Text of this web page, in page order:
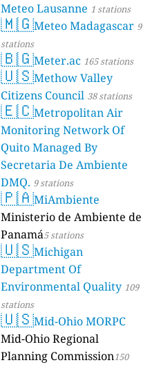
Meteo Lausanne 1 stations
🇲🇬Meteo Madagascar 9
stations
🇧🇬Meter.ac 165 stations
🇺🇸Methow Valley
Citizens Council 38 stations
🇪🇨Metropolitan Air
Monitoring Network Of
Quito Managed By
Secretaria De Ambiente
DMQ. 9 stations
🇵🇦MiAmbiente
Ministerio de Ambiente de
Panamá5 stations
🇺🇸Michigan
Department Of
Environmental Quality 109
stations
🇺🇸Mid-Ohio MORPC
Mid-Ohio Regional
Planning Commission150